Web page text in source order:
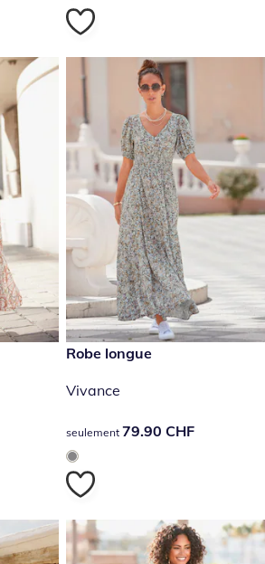
79.90 CHF
Robe longue
Vivance
79.90 CHF
seulement 79.90 CHF